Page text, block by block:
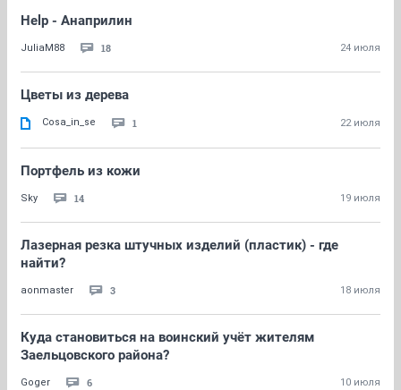
Help - Анаприлин
JuliaM88 18 24 июля
Цветы из дерева
Cosa_in_se 1 22 июля
Портфель из кожи
Sky 14 19 июля
Лазерная резка штучных изделий (пластик) - где
найти?
aonmaster 3 18 июля
Куда становиться на воинский учёт жителям
Заельцовского района?
Goger 6 10 июля